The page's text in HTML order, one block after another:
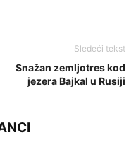
Sledeći tekst
Snažan zemljotres kod
jezera Bajkal u Rusiji